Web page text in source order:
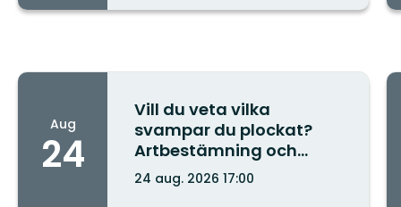
Aug
24
Vill du veta vilka
svampar du plockat?
Artbestämning och
svamputställning på
Naturcentrum
24 aug. 2026 17:00